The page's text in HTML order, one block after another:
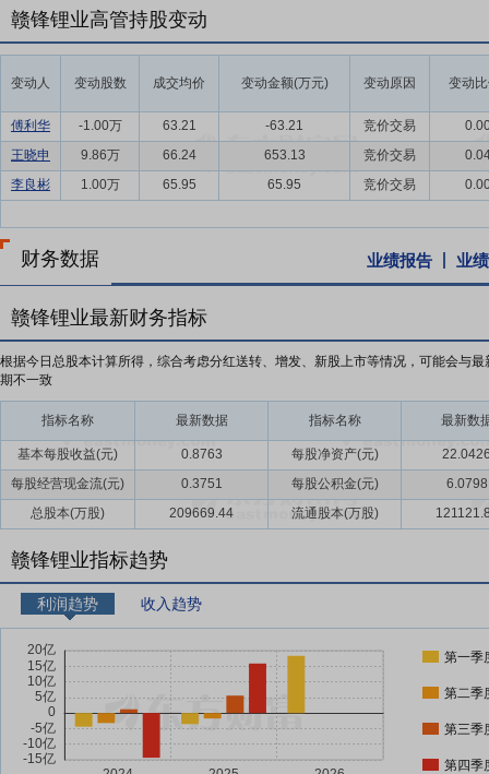
赣锋锂业高管持股变动
变动人 变动股数 成交均价 变动金额(万元) 变动原因 变动
傅利华 -1.00万 63.21 -63.21 竞价交易
王晓申
9.86万 66.24 653.13 竞价交易
李良彬
1.00万 65.95 65.95 竞价交易
财务数据 业绩报告 业
赣锋锂业最新财务指标
根据今日总股本计算所得，综合考虑分红送转、增发、新股上市等情况，可能会与最
期不一致
指标名称 最新数据 指标名称 最新数
基本每股收益(元) 0.8763 每股净资产(元)
每股经营现金流(元)
0.3751 每股公积金(元)
6.0798
总股本(万股)
209669.44 流通股本(万股)
赣锋锂业指标趋势
利润趋势 收入趋势
第一季
第二季
第三季
第四季